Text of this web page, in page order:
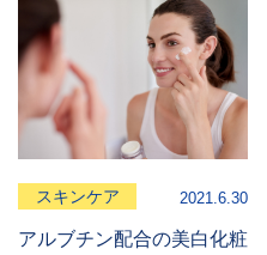
スキンケア 2021.6.30
アルブチン配合の美白化粧